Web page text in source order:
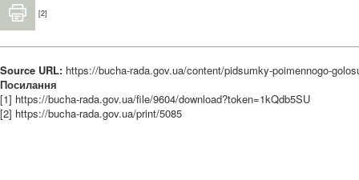
[2]
Source URL: https://bucha-rada.gov.ua/content/pidsumky-poimennogo-
Посилання
[1] https://bucha-rada.gov.ua/file/9604/download?token=1kQdb5SU
[2] https://bucha-rada.gov.ua/print/5085